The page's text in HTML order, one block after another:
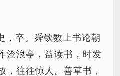
，卒。舜钦数上书论朝
沧浪亭，益读书，时发
，往往惊人。善草书，